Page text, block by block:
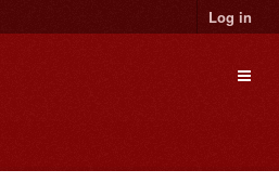
Log in